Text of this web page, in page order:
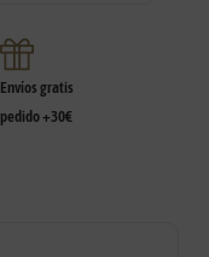
Envíos gratis
pedido +30€